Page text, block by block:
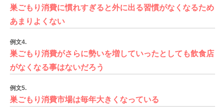
巣ごもり消費に慣れすぎると外に出る習慣がなくなるため
あまりよくない
例文4.
巣ごもり消費がさらに勢いを増していったとしても飲食店
がなくなる事はないだろう
例文5.
巣ごもり消費市場は毎年大きくなっている